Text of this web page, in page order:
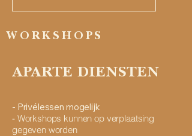
WORKSHOPS
APARTE DIENSTEN
- Privélessen mogelijk
- Workshops kunnen op verplaatsing
gegeven worden